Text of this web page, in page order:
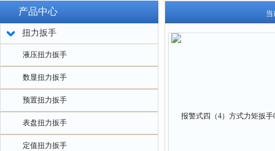
产品中心
扭力扳手
液压扭力扳手
数显扭力扳手
预置扭力扳手
表盘扭力扳手
定值扭力扳手
当